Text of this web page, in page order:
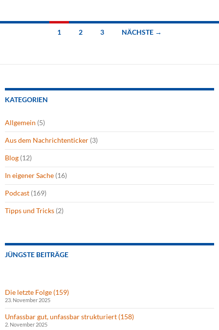
Beitragsnavigation
1 2 3 NÄCHSTE →
KATEGORIEN
Allgemein (5)
Aus dem Nachrichtenticker (3)
Blog (12)
In eigener Sache (16)
Podcast (169)
Tipps und Tricks (2)
JÜNGSTE BEITRÄGE
Die letzte Folge (159)
23. November 2025
Unfassbar gut, unfassbar strukturiert (158)
2. November 2025